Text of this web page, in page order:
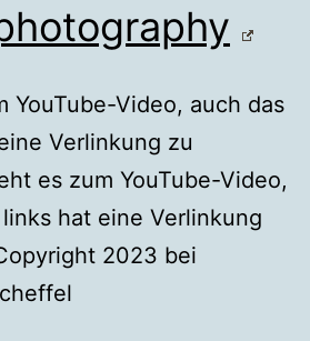
YouTube-Video, auch das
Verlinkung zu
es zum YouTube-Video,
hat eine Verlinkung
2023 bei